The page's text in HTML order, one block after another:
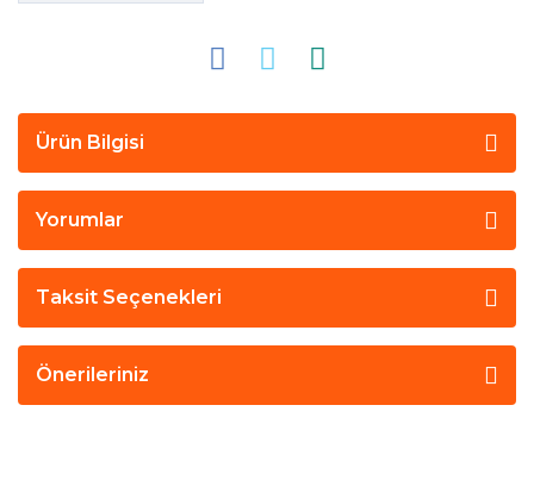
Ürün Bilgisi
Yorumlar
Taksit Seçenekleri
Önerileriniz